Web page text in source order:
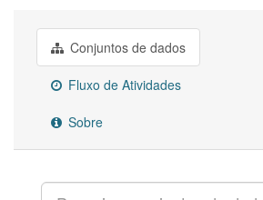
Conjuntos de dados
Fluxo de Atividades
Sobre